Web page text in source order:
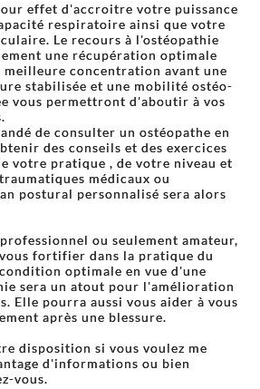
effet d'accroitre votre puissance
respiratoire ainsi que votre
Le recours à l'ostéopathie
une récupération optimale
concentration avant une
stabilisée et une mobilité ostéo-
vous permettront d'aboutir à vos
de consulter un ostéopathe en
des conseils et des exercices
votre pratique , de votre niveau et
médicaux ou
postural personnalisé sera alors
ou seulement amateur,
fortifier dans la pratique du
optimale en vue d'une
sera un atout pour l'amélioration
Elle pourra aussi vous aider à vous
après une blessure.
disposition si vous voulez me
d'informations ou bien
vous.